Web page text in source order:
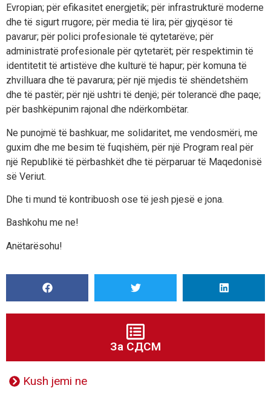
Evropian; për efikasitet energjetik; për infrastrukturë moderne
dhe të sigurt rrugore; për media të lira; për gjyqësor të
pavarur; për polici profesionale të qytetarëve; për
administratë profesionale për qytetarët; për respektimin të
identitetit të artistëve dhe kulturë të hapur; për komuna të
zhvilluara dhe të pavarura; për një mjedis të shëndetshëm
dhe të pastër; për një ushtri të denjë; për tolerancë dhe paqe;
për bashkëpunim rajonal dhe ndërkombëtar.
Ne punojmë të bashkuar, me solidaritet, me vendosmëri, me
guxim dhe me besim të fuqishëm, për një Program real për
një Republikë të përbashkët dhe të përparuar të Maqedonisë
së Veriut.
Dhe ti mund të kontribuosh ose të jesh pjesë e jona.
Bashkohu me ne!
Anëtarësohu!
За СДСМ
Kush jemi ne